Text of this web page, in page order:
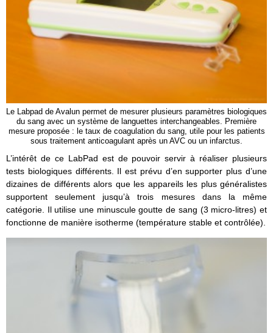
Le Labpad de Avalun permet de mesurer plusieurs paramètres biologiques
du sang avec un système de languettes interchangeables. Première
mesure proposée : le taux de coagulation du sang, utile pour les patients
sous traitement anticoagulant après un AVC ou un infarctus.
L’intérêt de ce LabPad est de pouvoir servir à réaliser plusieurs
tests biologiques différents. Il est prévu d’en supporter plus d’une
dizaines de différents alors que les appareils les plus généralistes
supportent seulement jusqu’à trois mesures dans la même
catégorie. Il utilise une minuscule goutte de sang (3 micro-litres) et
fonctionne de manière isotherme (température stable et contrôlée).